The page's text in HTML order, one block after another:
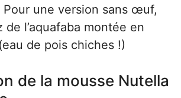
Pour une version sans œuf,
de l’aquafaba montée en
de pois chiches !)
de la mousse Nutella